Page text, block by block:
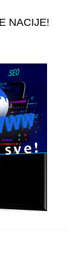
NACIJE!